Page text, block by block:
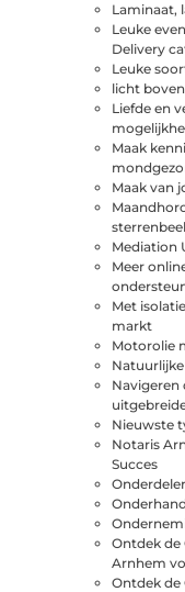
Laminaat,
Leuke
Delivery
Leuke
licht
Liefde en
Maak
Maak van
Mediation
Meer
Met
markt
Motorolie
Navigeren
Nieuwste
Notaris
Succes
Ontdek de
Arnhem
Ontdek de